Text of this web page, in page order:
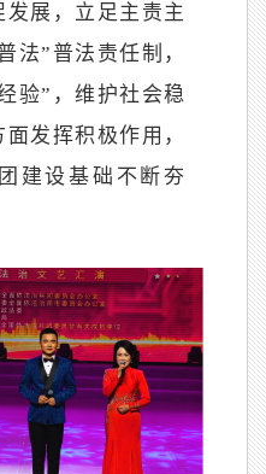
展，立足主责主
法”普法责任制，
验”，维护社会稳
发挥积极作用，
建设基础不断夯